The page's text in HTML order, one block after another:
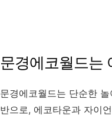
문경에코월드는
문경에코월드는 단순한
반으로, 에코타운과 자이